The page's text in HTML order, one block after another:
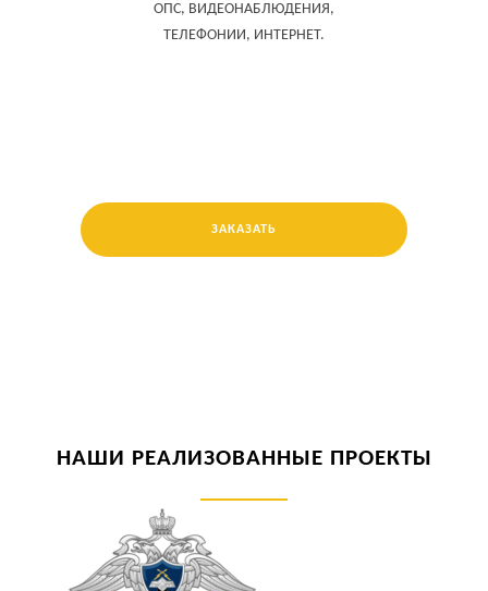
ОПС, ВИДЕОНАБЛЮДЕНИЯ,
ТЕЛЕФОНИИ, ИНТЕРНЕТ.
ЗАКАЗАТЬ
НАШИ РЕАЛИЗОВАННЫЕ ПРОЕКТЫ